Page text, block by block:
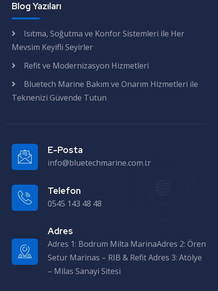
Blog Yazıları
Isıtma, Soğutma ve Konfor Sistemleri ile Her
Mevsim Keyifli Seyirler
Refit ve Modernizasyon Hizmetleri
Bluetech Marine Bakım ve Onarım Hizmetleri ile
Teknenizi Güvende Tutun
E-Posta
info@bluetechmarine.com.tr
Telefon
0545 143 48 48
Adres
Adres 1: Bodrum Milta MarinaAdres 2: Ören Setur Marinas – RIB & Refit Adres 3: Atölye – Milas Sanayi Sitesi